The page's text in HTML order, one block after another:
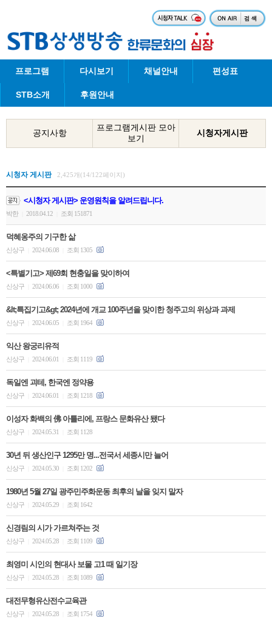
프로그램 다시보기 채널안내 편성표
STB소개 후원안내
공지사항
프로그램게시판 모아
보기
시청자게시판
시청자 게시판 2,425개(14/122페이지)
<시청자 게시판> 운영원칙을 알려드립니다.
박한 2018.04.12 조회 151871
덕혜옹주의 기구한 삶
신상구 2024.06.08 조회 1305
<특별기고> 제69회 현충일을 맞이하여
신상구 2024.06.06 조회 1000
&lt;특집기고&gt; 2024년에 개교 100주년을 맞이한 청주고의 위상과 과제
신상구 2024.06.05 조회 1964
익산 왕궁리유적
신상구 2024.06.01 조회 1119
독일엔 괴테, 한국엔 정약용
신상구 2024.06.01 조회 1218
이성자 화백의 佛 아틀리에, 프랑스 문화유산 됐다
신상구 2024.05.31 조회 1128
30년 뒤 생산인구 1295만 명...전국서 세종시만 늘어
신상구 2024.05.30 조회 1202
1980년 5월 27일 광주민주화운동 최후의 날을 잊지 말자
신상구 2024.05.29 조회 1642
신경림의 시가 가르쳐주는 것
신상구 2024.05.28 조회 1109
최영미 시인의 현대사 보물 고1 때 일기장
신상구 2024.05.28 조회 1089
대전무형유산전수교육관
신상구 2024.05.28 조회 1754